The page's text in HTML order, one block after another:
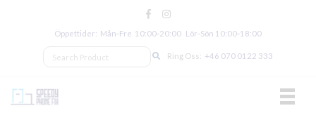
Öppettider: Mån‑Fre 10:00‑20:00 Lör‑Sön 10:00‑18:00
Ring Oss: +46 070 0122 333